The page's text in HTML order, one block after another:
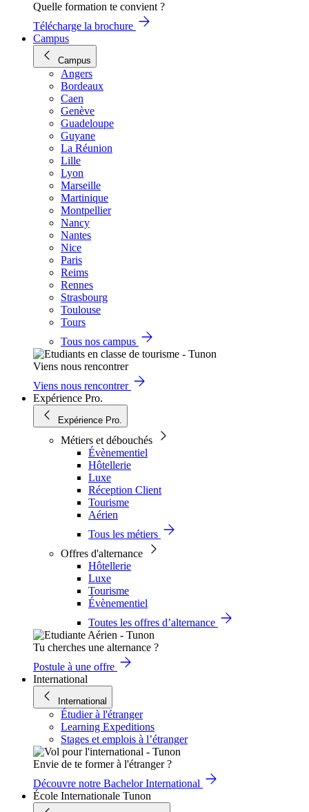
Quelle formation te convient ?
Télécharge la brochure
Campus
Campus
Angers
Bordeaux
Caen
Genève
Guadeloupe
Guyane
La Réunion
Lille
Lyon
Marseille
Martinique
Montpellier
Nancy
Nantes
Nice
Paris
Reims
Rennes
Strasbourg
Toulouse
Tours
Tous nos campus
Viens nous rencontrer
Viens nous rencontrer
Expérience Pro.
Expérience Pro.
Métiers et débouchés
Évènementiel
Hôtellerie
Luxe
Réception Client
Tourisme
Aérien
Tous les métiers
Offres d'alternance
Hôtellerie
Luxe
Tourisme
Évènementiel
Toutes les offres d’alternance
Tu cherches une alternance ?
Postule à une offre
International
International
Étudier à l'étranger
Learning Expeditions
Stages et emplois à l’étranger
Envie de te former à l'étranger ?
Découvre notre Bachelor International
École Internationale Tunon